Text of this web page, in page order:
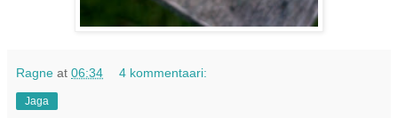
Ragne at 06:34 4 kommentaari:
Jaga